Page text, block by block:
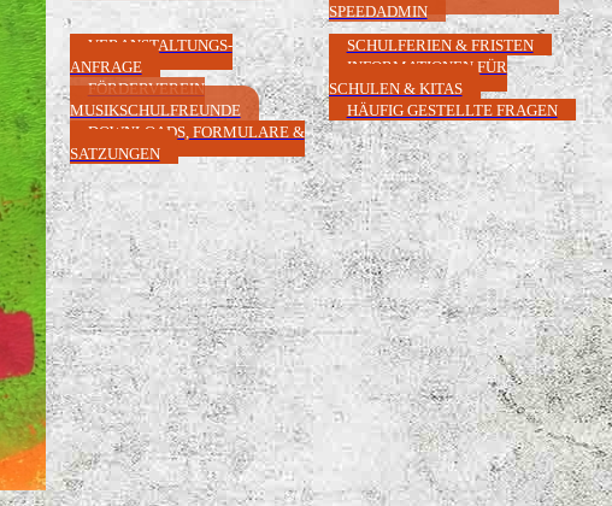
SPEEDADMIN
VERANSTALTUNGS-
ANFRAGE
FÖRDERVEREIN
MUSIKSCHULFREUNDE
DOWNLOADS, FORMULARE &
SATZUNGEN
SCHULFERIEN & FRISTEN
INFORMATIONEN FÜR
SCHULEN & KITAS
HÄUFIG GESTELLTE FRAGEN